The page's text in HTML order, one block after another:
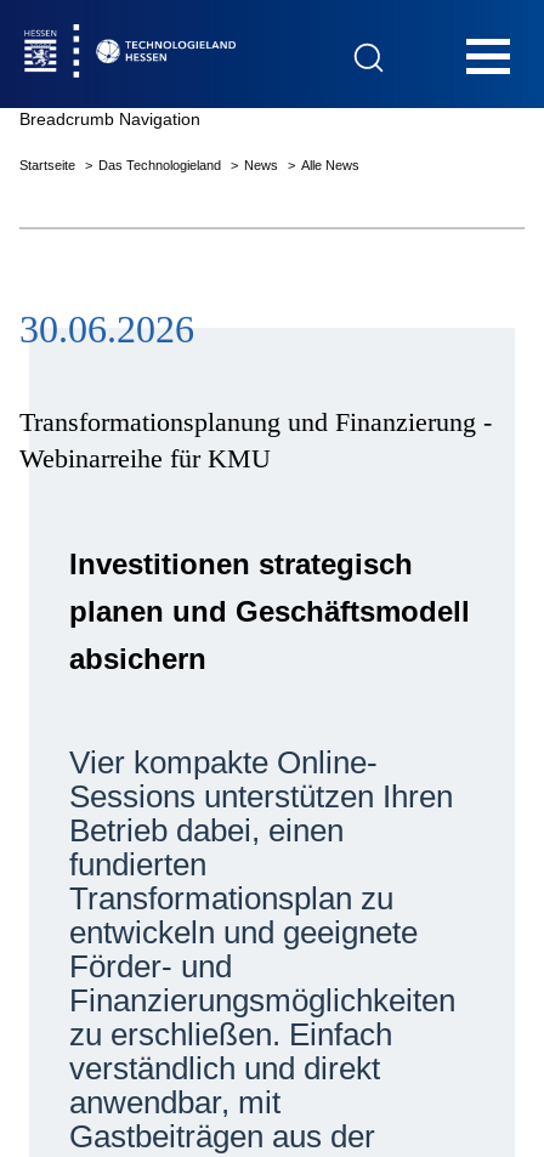
Das Technologieland
Innovationsfelder
Netzwerke
Breadcrumb Navigation
Startseite Das Technologieland News Alle News
30.06.2026
Transformationsplanung und Finanzierung -
Webinarreihe für KMU
Investitionen strategisch
planen und Geschäftsmodell
absichern
Vier kompakte Online-
Sessions unterstützen Ihren
Betrieb dabei, einen
fundierten
Transformationsplan zu
entwickeln und geeignete
Förder- und
Finanzierungsmöglichkeiten
zu erschließen. Einfach
verständlich und direkt
anwendbar, mit
Gastbeiträgen aus der